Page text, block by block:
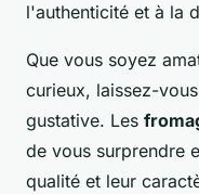
l'authenticité et à la
Que vous soyez
curieux, laissez-
gustative. Les
de vous surprendre
qualité et leur